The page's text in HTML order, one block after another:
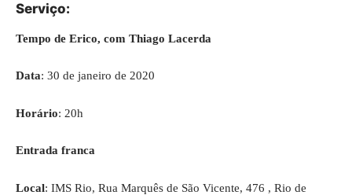
Serviço:
Tempo de Erico, com Thiago Lacerda
Data: 30 de janeiro de 2020
Horário: 20h
Entrada franca
Local: IMS Rio, Rua Marquês de São Vicente, 476 , Rio de